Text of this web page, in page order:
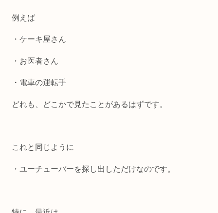
例えば
・ケーキ屋さん
・お医者さん
・電車の運転手
どれも、どこかで見たことがあるはずです。
これと同じように
・ユーチューバーを探し出しただけなのです。